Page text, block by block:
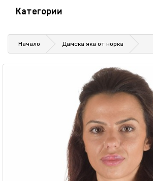
Категории
Начало Дамска яка от норка